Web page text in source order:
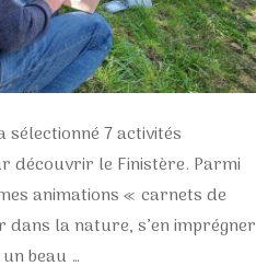
sélectionné 7 activités
découvrir le Finistère. Parmi
animations « carnets de
dans la nature, s’en imprégner
beau …